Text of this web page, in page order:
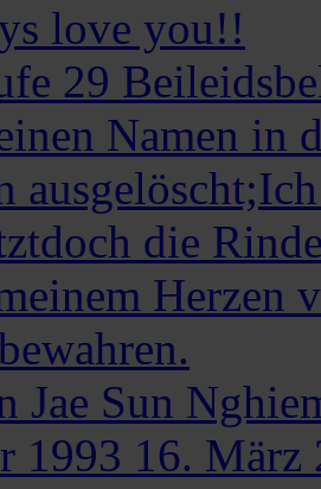
love you!!
29
Namen in
die
Herzen
Jae Sun
1993 16. März